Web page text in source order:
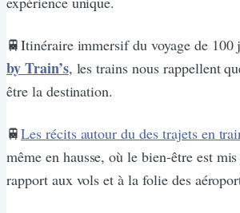
🚆Itinéraire immersif du voyage de 100
by Train’s, les trains nous rappellent
être la destination.
🚆Les récits autour du des trajets en
même en hausse, où le bien-être est
rapport aux vols et à la folie des